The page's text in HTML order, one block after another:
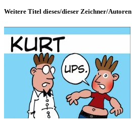
Weitere Titel dieses/dieser Zeichner/Autoren